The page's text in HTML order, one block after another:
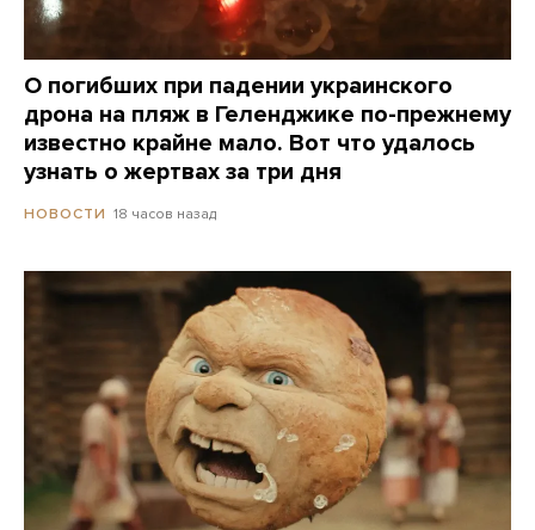
О погибших при падении украинского
дрона на пляж в Геленджике по-прежнему
известно крайне мало. Вот что удалось
узнать о жертвах за три дня
НОВОСТИ 18 часов назад